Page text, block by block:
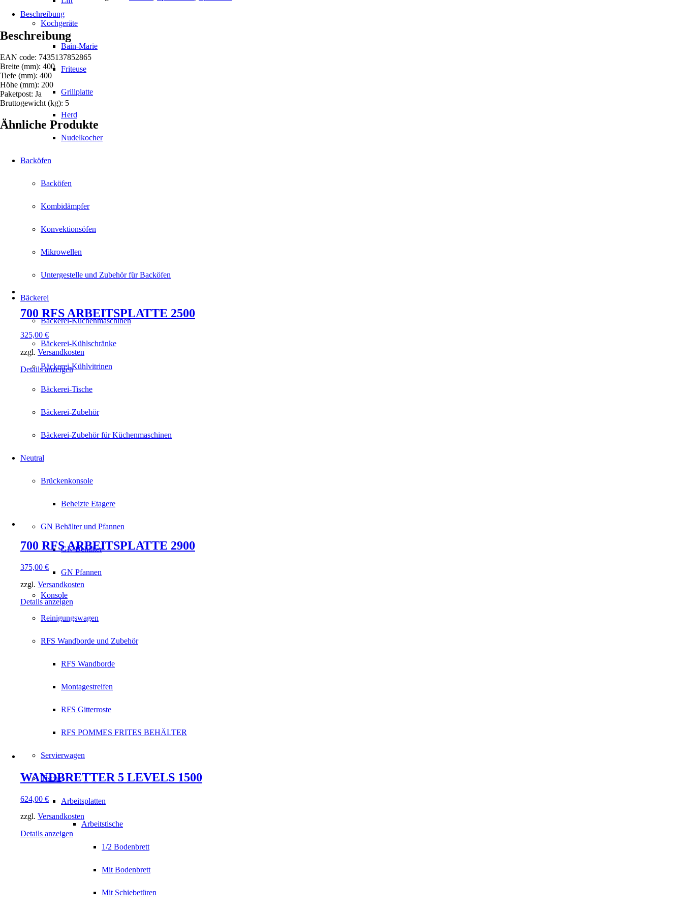
Kochgeräte
Bain-Marie
Friteuse
Grillplatte
Herd
Nudelkocher
Backöfen
Backöfen
Kombidämpfer
Konvektionsöfen
Mikrowellen
Untergestelle und Zubehör für Backöfen
Bäckerei
Bäckerei-Küchenmaschinen
Bäckerei-Kühlschränke
Bäckerei-Kühlvitrinen
Bäckerei-Tische
Bäckerei-Zubehör
Bäckerei-Zubehör für Küchenmaschinen
Neutral
Brückenkonsole
Beheizte Etagere
GN Behälter und Pfannen
GN Behälter
GN Pfannen
Konsole
Reinigungswagen
RFS Wandborde und Zubehör
RFS Wandborde
Montagestreifen
RFS Gitterroste
RFS POMMES FRITES BEHÄLTER
Servierwagen
Tische
Arbeitsplatten
Arbeitstische
1/2 Bodenbrett
Mit Bodenbrett
Mit Schiebetüren
Beschreibung
Beschreibung
EAN code: 7435137852865
Breite (mm): 400
Tiefe (mm): 400
Höhe (mm): 200
Paketpost: Ja
Bruttogewicht (kg): 5
Ähnliche Produkte
700 RFS ARBEITSPLATTE 2500
325,00 €
zzgl. Versandkosten
Details anzeigen
700 RFS ARBEITSPLATTE 2900
375,00 €
zzgl. Versandkosten
Details anzeigen
WANDBRETTER 5 LEVELS 1500
624,00 €
zzgl. Versandkosten
Details anzeigen